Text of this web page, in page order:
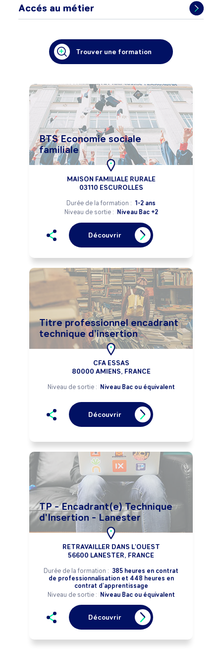
Accés au métier
Trouver une formation
BTS Economie sociale
familiale
MAISON FAMILIALE RURALE
03110 ESCUROLLES
Durée de la formation : 1-2 ans
Niveau de sortie : Niveau Bac +2
Découvrir
Titre professionnel encadrant
technique d'insertion
CFA ESSAS
80000 AMIENS, FRANCE
Niveau de sortie : Niveau Bac ou équivalent
Découvrir
TP - Encadrant(e) Technique
d'Insertion - Lanester
RETRAVAILLER DANS L'OUEST
56600 LANESTER, FRANCE
Durée de la formation : 385 heures en contrat
de professionnalisation et 448 heures en
contrat d'apprentissage
Niveau de sortie : Niveau Bac ou équivalent
Découvrir